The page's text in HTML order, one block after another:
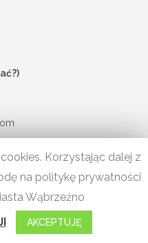
S.A.
Korzystając dalej z
na politykę prywatności
Wąbrzeźno
AKCEPTUJĘ